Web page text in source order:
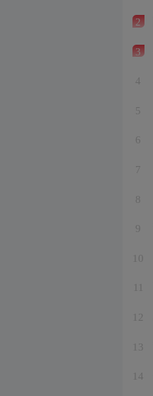
2
3
4
5
6
7
8
9
10
12
13
14